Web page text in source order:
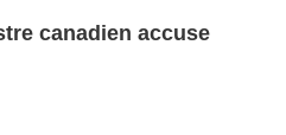
canadien accuse